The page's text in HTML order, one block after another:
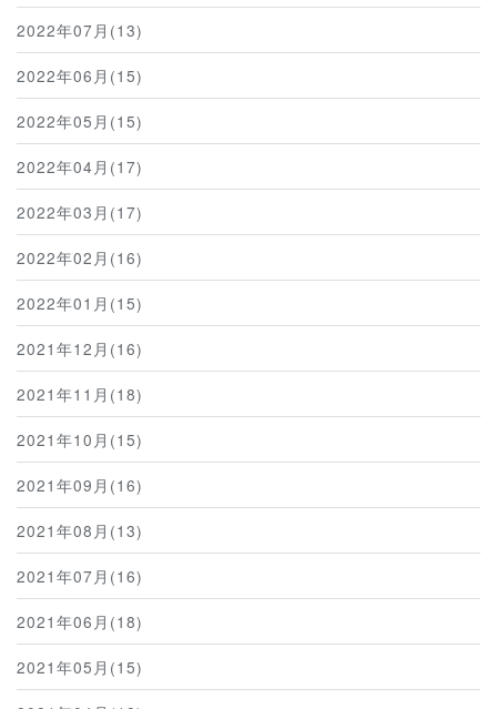
2022年07月(13)
2022年06月(15)
2022年05月(15)
2022年04月(17)
2022年03月(17)
2022年02月(16)
2022年01月(15)
2021年12月(16)
2021年11月(18)
2021年10月(15)
2021年09月(16)
2021年08月(13)
2021年07月(16)
2021年06月(18)
2021年05月(15)